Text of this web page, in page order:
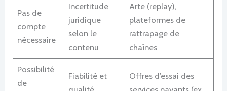
Pas de
compte
nécessaire
Incertitude
juridique
selon le
contenu
Arte (replay),
plateformes de
rattrapage de
chaînes
Possibilité
de
Fiabilité et
Offres d’essai des